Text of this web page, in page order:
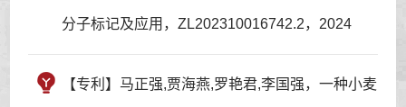
分子标记及应用，ZL202310016742.2，2024
【专利】马正强,贾海燕,罗艳君,李国强，一种小麦